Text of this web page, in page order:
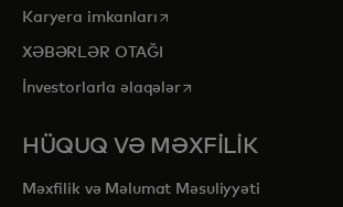
Karyera imkanlarıopens in a new tab
XƏBƏRLƏR OTAĞI
İnvestorlarla əlaqələropens in a new tab
HÜQUQ VƏ MƏXFİLİK
Məxfilik və Məlumat Məsuliyyəti